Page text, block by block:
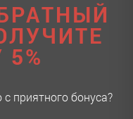
приятного бонуса?